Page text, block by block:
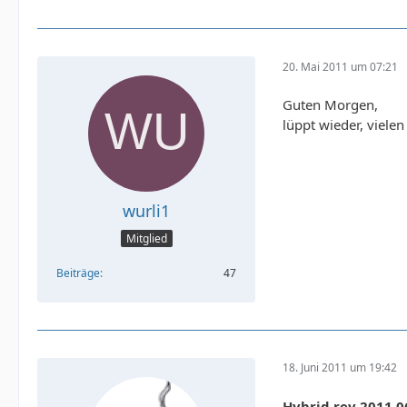
wurli1
Mitglied
Beiträge 47
20. Mai 2011 um 07:21
Guten Morgen,
lüppt wieder,
18. Juni 2011 um 19:42